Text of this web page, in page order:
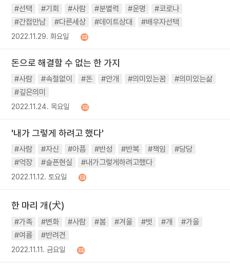
#선택 #기회 #사람 #분별력 #운명
#코로나
#간접만남
#다른세상 #데이트상대 #배우자선택
2022.11.29. 화요일
돈으로 해결할 수 없는 한 가지
#사람 #속절없이 #돈 #안개 #의미있는꿈
#의미있는삶
#깊은의미
2022.11.24. 목요일
'내가 그렇게 하려고 했다'
#사람 #자신 #아픔 #반성 #반복 #책임
#당당
#억장
#슬픈현실 #내가그렇게하려고했다
2022.11.12. 토요일
한 마리 개(犬)
#가족 #변화 #사람 #봄 #겨울 #벗 #개
#가을
#여름
#반려견
2022.11.11. 금요일